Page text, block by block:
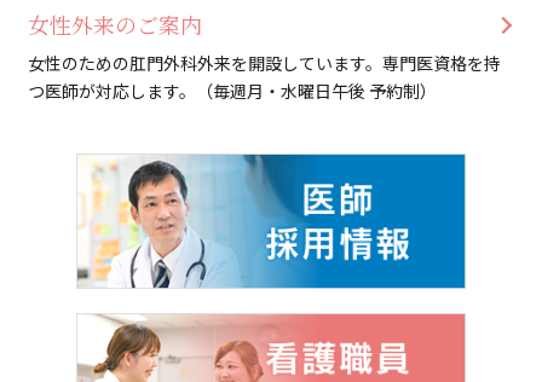
女性外来のご案内
女性のための肛門外科外来を開設しています。専門医資格を持
つ医師が対応します。（毎週月・水曜日午後 予約制）